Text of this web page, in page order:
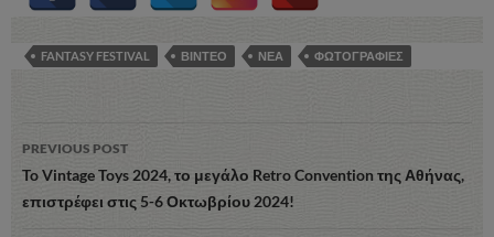
FANTASY FESTIVAL ΒΙΝΤΕΟ ΝΕΑ ΦΩΤΟΓΡΑΦΙΕΣ
Post
navigation
PREVIOUS POST
To Vintage Toys 2024, το μεγάλο Retro Convention της Αθήνας,
επιστρέφει στις 5-6 Οκτωβρίου 2024!